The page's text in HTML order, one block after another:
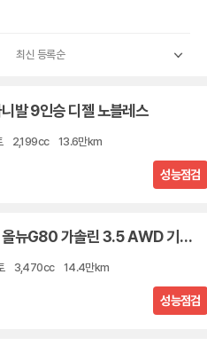
발 9인승 디젤 노블레스
2,199cc 13.6만km
성능점검
[제네시스] 더 올뉴G80 가솔린 3.5 AWD 기본형
3,470cc 14.4만km
성능점검